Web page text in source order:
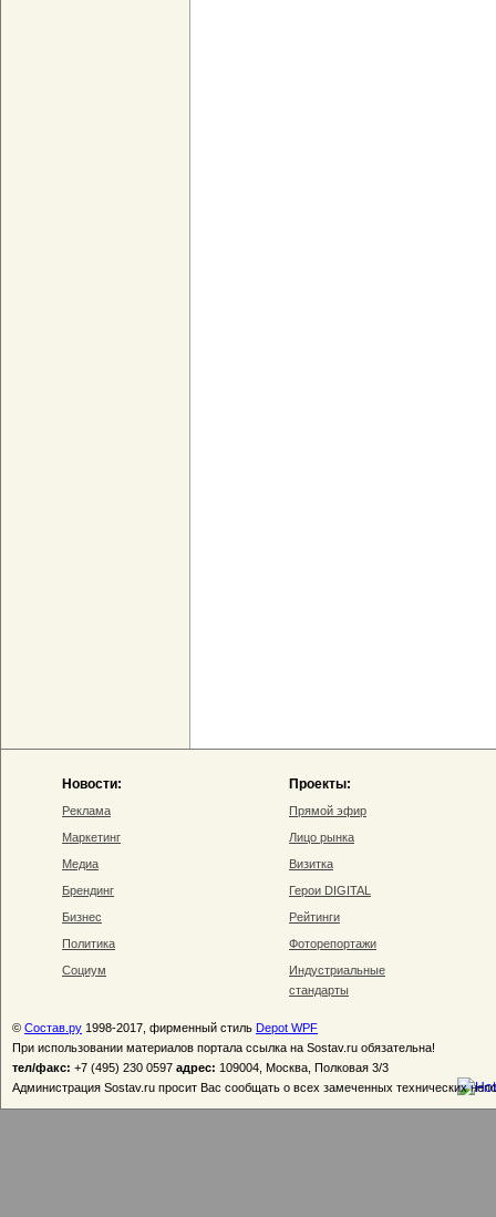
Новости:
Реклама
Маркетинг
Медиа
Брендинг
Бизнес
Политика
Социум
Проекты:
Прямой эфир
Лицо рынка
Визитка
Герои DIGITAL
Рейтинги
Фоторепортажи
Индустриальные
стандарты
© Состав.ру 1998-2017, фирменный стиль Depot WPF
При использовании материалов портала ссылка на Sostav.ru обязательна!
тел/факс: +7 (495) 230 0597 адрес: 109004, Москва, Полковая 3/3
Администрация Sostav.ru просит Вас сообщать о всех замеченных технических